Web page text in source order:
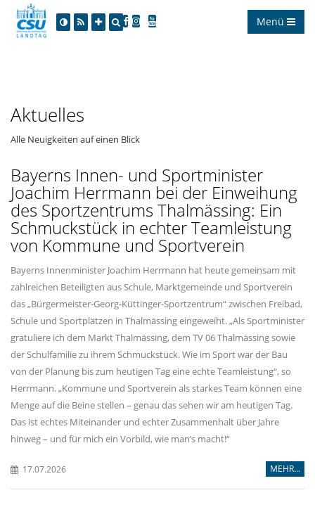
Menü
Aktuelles
Alle Neuigkeiten auf einen Blick
Bayerns Innen- und Sportminister
Joachim Herrmann bei der Einweihung
des Sportzentrums Thalmässing: Ein
Schmuckstück in echter Teamleistung
von Kommune und Sportverein
Bayerns Innenminister Joachim Herrmann hat heute gemeinsam mit
zahlreichen Beteiligten aus Schule, Marktgemeinde und Sportverein
das „Bürgermeister-Georg-Küttinger-Sportzentrum“ zwischen Freibad,
Schule und Sportplätzen in Thalmässing eingeweiht. „Als Sportminister
gratuliere ich dem Markt Thalmässing, dem TV 06 Thalmässing sowie
der Schulfamilie zu ihrem Schmuckstück. Wie im Sport war der Bau
von der Planung bis zum heutigen Tag eine echte Teamleistung“, so
Herrmann. „Kommune und Sportverein als starkes Team können eine
Menge auf die Beine stellen – genau das sehen wir am heutigen Tag.
Das ist echtes Miteinander und echter Zusammenhalt über Jahre
hinweg – und für mich ein Vorbild, wie man’s macht!“
17.07.2026 MEHR...